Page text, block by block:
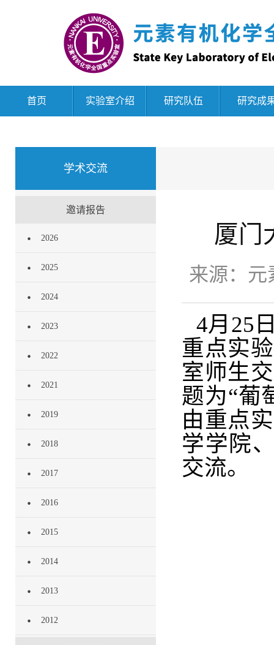
首页 实验室介绍 研究队伍 研究成
学术交流
邀请报告
2026
2025
2024
2023
2022
2021
2019
2018
2017
2016
2015
2014
2013
2012
厦门
来源： 元
4月25
重点实
室师生
题为“葡
由重点
学学院
交流。